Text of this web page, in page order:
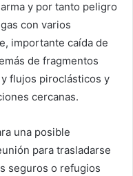
y por tanto peligro
con varios
importante caída de
de fragmentos
flujos piroclásticos y
cercanas.
una posible
para trasladarse
seguros o refugios